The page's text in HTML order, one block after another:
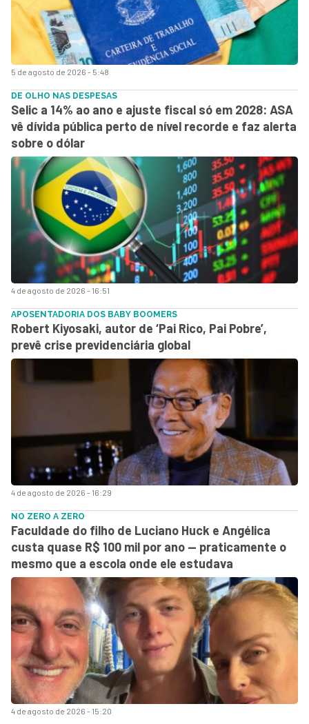
5 de agosto de 2026 - 5:48
4 de agosto de 2026 - 16:51
DE OLHO NAS DESPESAS
Selic a 14% ao ano e ajuste fiscal só em 2028: ASA
vê dívida pública perto de nível recorde e faz alerta
sobre o dólar
4 de agosto de 2026 - 16:29
APOSENTADORIA DOS BABY BOOMERS
Robert Kiyosaki, autor de ‘Pai Rico, Pai Pobre’,
prevê crise previdenciária global
4 de agosto de 2026 - 15:20
NO ZERO A ZERO
Faculdade do filho de Luciano Huck e Angélica
custa quase R$ 100 mil por ano — praticamente o
mesmo que a escola onde ele estudava